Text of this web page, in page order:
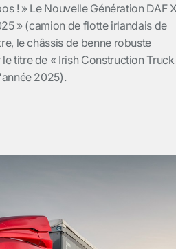
! » Le Nouvelle Génération DAF
» (camion de flotte irlandais de
le châssis de benne robuste
titre de « Irish Construction Truck
2025).